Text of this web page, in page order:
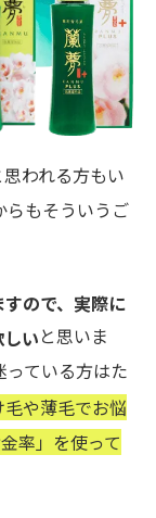
われる方もい
らもそういうご
ので、実際に
いと思いま
ている方はた
毛や薄毛でお悩
率」を使って